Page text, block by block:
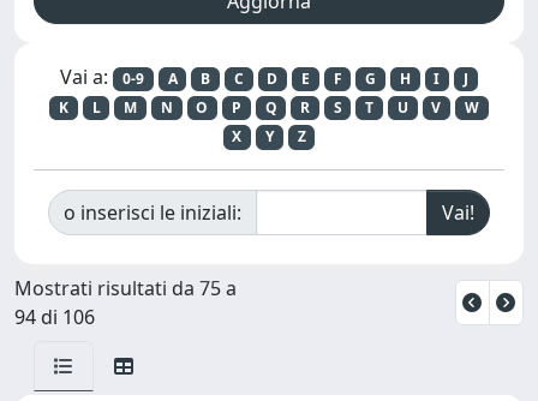
Vai a: 0-9 A B C D E F G H I
J
K
L M N O P Q R S T U V
W
X
Y Z
o inserisci le iniziali:
Mostrati risultati da 75 a
94 di 106